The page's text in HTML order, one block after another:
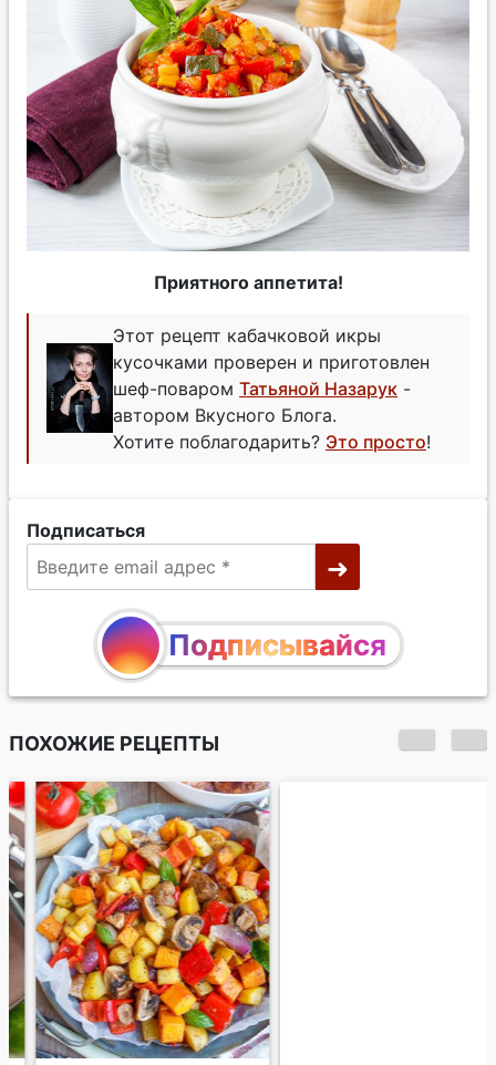
Приятного аппетита!
Этот рецепт кабачковой икры
кусочками проверен и приготовлен
шеф-поваром Татьяной Назарук -
автором Вкусного Блога.
Хотите поблагодарить? Это просто!
Подписаться
Подписывайся
ПОХОЖИЕ РЕЦЕПТЫ